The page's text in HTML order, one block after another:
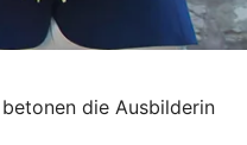
die Ausbilderin